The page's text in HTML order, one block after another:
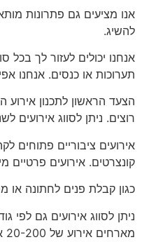
אנו מציעים גם פתרונות
להשיג.
אנחנו יכולים לעזור לך בכל
תערוכות או כנסים. אנחנו
הצעד הראשון לתכנון אירוע
רוצים. ניתן לסווג אירועים
אירועים ציבוריים פתוחים
קונצרטים. אירועים פרטיים
כגון קבלת פנים לחתונה
ניתן לסווג אירועים גם
מארחים אירוע של 20-200 איש,